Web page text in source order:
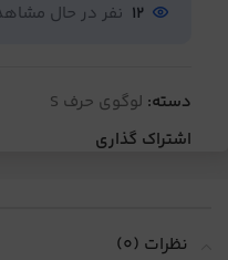
12 نفر در حال
دسته: لوگوی حرف S
اشتراک گذاری
نظرات (0)